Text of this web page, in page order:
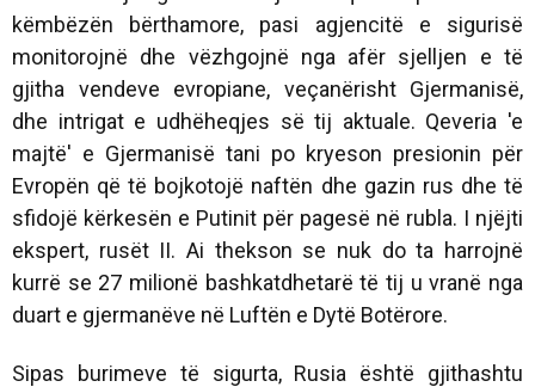
këmbëzën bërthamore, pasi agjencitë e sigurisë
monitorojnë dhe vëzhgojnë nga afër sjelljen e të
gjitha vendeve evropiane, veçanërisht Gjermanisë,
dhe intrigat e udhëheqjes së tij aktuale. Qeveria 'e
majtë' e Gjermanisë tani po kryeson presionin për
Evropën që të bojkotojë naftën dhe gazin rus dhe të
sfidojë kërkesën e Putinit për pagesë në rubla. I njëjti
ekspert, rusët II. Ai thekson se nuk do ta harrojnë
kurrë se 27 milionë bashkatdhetarë të tij u vranë nga
duart e gjermanëve në Luftën e Dytë Botërore.
Sipas burimeve të sigurta, Rusia është gjithashtu